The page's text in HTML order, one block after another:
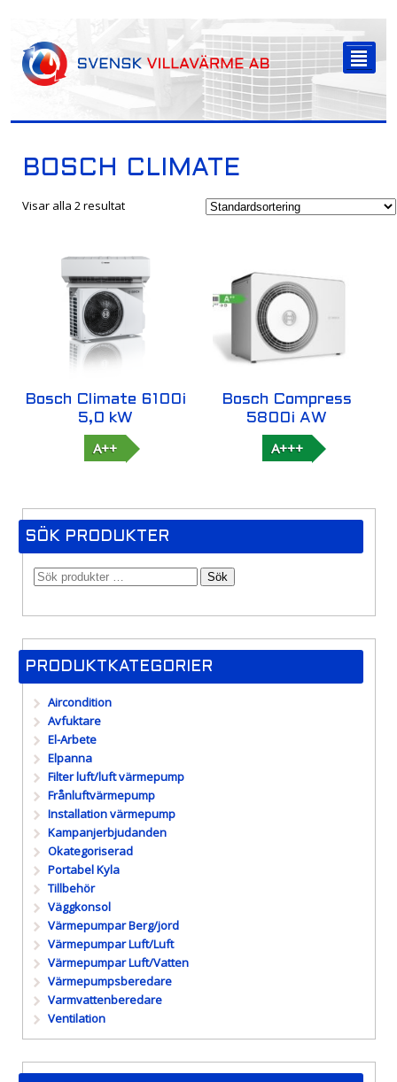
²
BOSCH CLIMATE
Visar alla 2 resultat
Bosch Climate 6100i
5,0 kW
A++
Bosch Compress
5800i AW
A+++
SÖK PRODUKTER
Sök
PRODUKTKATEGORIER
Aircondition
Avfuktare
El-Arbete
Elpanna
Filter luft/luft värmepump
Frånluftvärmepump
Installation värmepump
Kampanjerbjudanden
Okategoriserad
Portabel Kyla
Tillbehör
Väggkonsol
Värmepumpar Berg/jord
Värmepumpar Luft/Luft
Värmepumpar Luft/Vatten
Värmepumpsberedare
Varmvattenberedare
Ventilation